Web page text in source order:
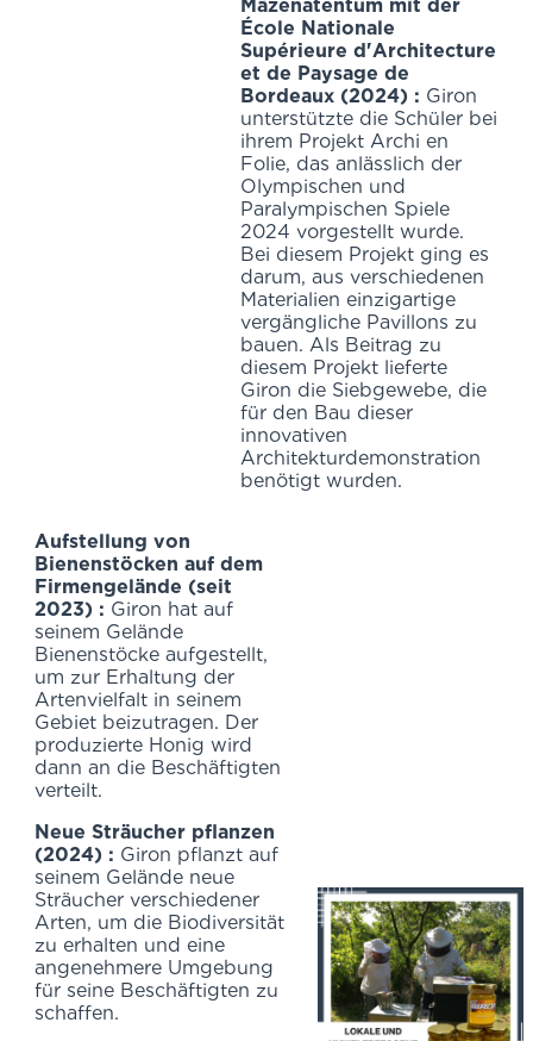
Mäzenatentum mit der
École Nationale
Supérieure d'Architecture
et de Paysage de
Bordeaux (2024) : Giron
unterstützte die Schüler bei
ihrem Projekt Archi en
Folie, das anlässlich der
Olympischen und
Paralympischen Spiele
2024 vorgestellt wurde.
Bei diesem Projekt ging es
darum, aus verschiedenen
Materialien einzigartige
vergängliche Pavillons zu
bauen. Als Beitrag zu
diesem Projekt lieferte
Giron die Siebgewebe, die
für den Bau dieser
innovativen
Architekturdemonstration
benötigt wurden.
Aufstellung von
Bienenstöcken auf dem
Firmengelände (seit
2023) : Giron hat auf
seinem Gelände
Bienenstöcke aufgestellt,
um zur Erhaltung der
Artenvielfalt in seinem
Gebiet beizutragen. Der
produzierte Honig wird
dann an die Beschäftigten
verteilt.
Neue Sträucher pflanzen
(2024) : Giron pflanzt auf
seinem Gelände neue
Sträucher verschiedener
Arten, um die Biodiversität
zu erhalten und eine
angenehmere Umgebung
für seine Beschäftigten zu
schaffen.